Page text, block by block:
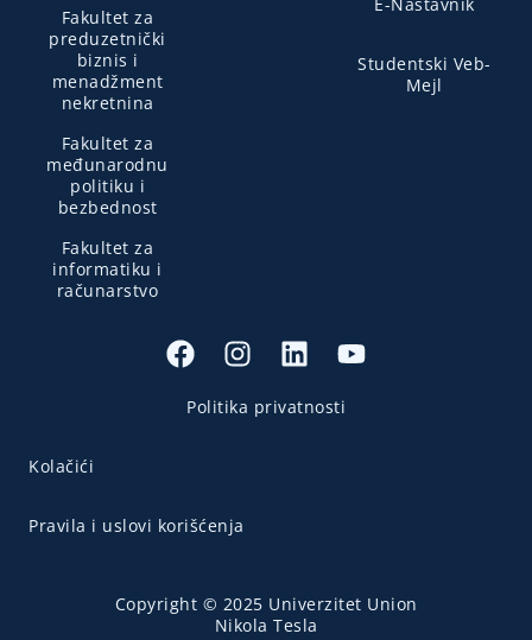
Fakultet za
preduzetnički
biznis i
menadžment
nekretnina
Fakultet za
međunarodnu
politiku i
bezbednost
Fakultet za
informatiku i
računarstvo
E-Nastavnik
Studentski Veb-
Mejl
Politika privatnosti
Kolačići
Pravila i uslovi korišćenja
Copyright © 2025 Univerzitet Union
Nikola Tesla